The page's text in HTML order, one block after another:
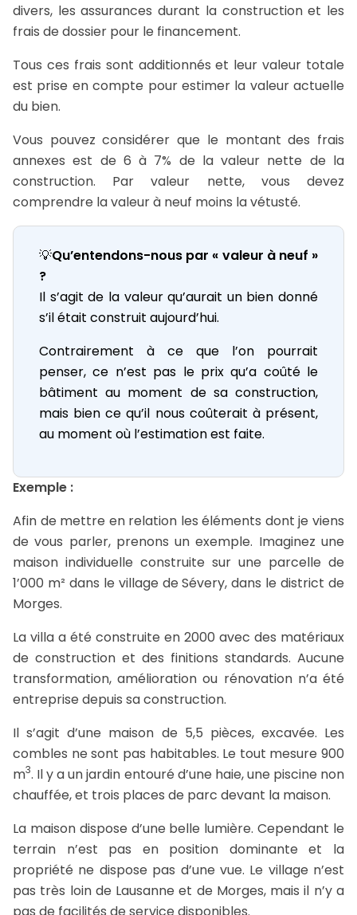
divers, les assurances durant la construction et les
frais de dossier pour le financement.
Tous ces frais sont additionnés et leur valeur totale
est prise en compte pour estimer la valeur actuelle
du bien.
Vous pouvez considérer que le montant des frais
annexes est de 6 à 7% de la valeur nette de la
construction. Par valeur nette, vous devez
comprendre la valeur à neuf moins la vétusté.
💡Qu’entendons-nous par « valeur à neuf »
?
Il s’agit de la valeur qu’aurait un bien donné
s’il était construit aujourd’hui.
Contrairement à ce que l’on pourrait
penser, ce n’est pas le prix qu’a coûté le
bâtiment au moment de sa construction,
mais bien ce qu’il nous coûterait à présent,
au moment où l’estimation est faite.
Exemple :
Afin de mettre en relation les éléments dont je viens
de vous parler, prenons un exemple. Imaginez une
maison individuelle construite sur une parcelle de
1’000 m² dans le village de Sévery, dans le district de
Morges.
La villa a été construite en 2000 avec des matériaux
de construction et des finitions standards. Aucune
transformation, amélioration ou rénovation n’a été
entreprise depuis sa construction.
Il s’agit d’une maison de 5,5 pièces, excavée. Les
combles ne sont pas habitables. Le tout mesure 900
m3. Il y a un jardin entouré d’une haie, une piscine non
chauffée, et trois places de parc devant la maison.
La maison dispose d’une belle lumière. Cependant le
terrain n’est pas en position dominante et la
propriété ne dispose pas d’une vue. Le village n’est
pas très loin de Lausanne et de Morges, mais il n’y a
pas de facilités de service disponibles.